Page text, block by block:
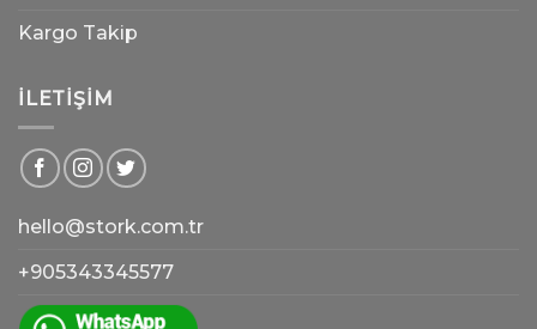
Kargo Takip
İLETIŞIM
hello@stork.com.tr
+905343345577